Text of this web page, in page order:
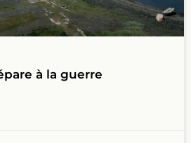
à la guerre